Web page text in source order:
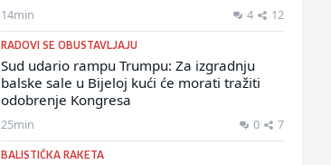
14min 4 12
RADOVI SE OBUSTAVLJAJU
Sud udario rampu Trumpu: Za izgradnju
balske sale u Bijeloj kući će morati tražiti
odobrenje Kongresa
25min 0 7
BALISTIČKA RAKETA